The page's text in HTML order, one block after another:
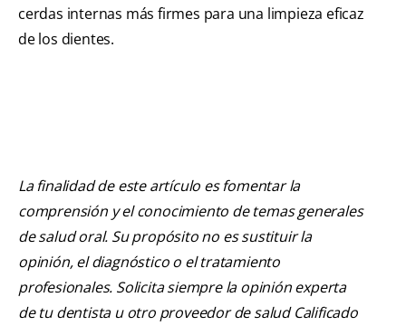
cerdas internas más firmes para una limpieza eficaz
de los dientes.
La finalidad de este artículo es fomentar la
comprensión y el conocimiento de temas generales
de salud oral. Su propósito no es sustituir la
opinión, el diagnóstico o el tratamiento
profesionales. Solicita siempre la opinión experta
de tu dentista u otro proveedor de salud Calificado